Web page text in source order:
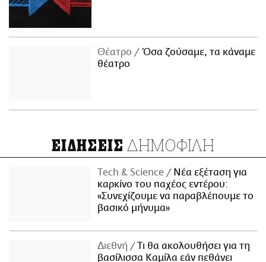
Θέατρο
Όσα ζούσαμε, τα κάναμε
θέατρο
ΕΙΔΗΣΕΙΣ ΔΗΜΟΦΙΛΗ
Τech & Science
Νέα εξέταση για
καρκίνο του παχέος εντέρου:
«Συνεχίζουμε να παραβλέπουμε το
βασικό μήνυμα»
Διεθνή
Τι θα ακολουθήσει για τη
βασίλισσα Καμίλα εάν πεθάνει